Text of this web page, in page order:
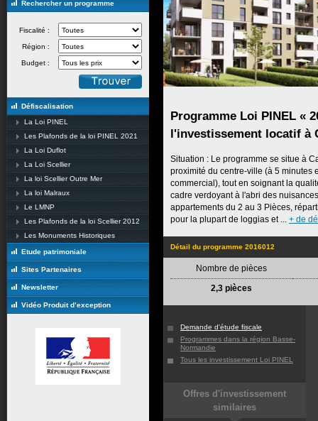
Rechercher un programme
Fiscalité :
Région :
Budget :
Défiscalisation
La Loi PINEL
Les Plafonds de la loi PINEL 2021
La Loi Duflot
La Loi Scellier
La loi Scellier Outre Mer
La loi Malraux
Le LMNP
Les Plafonds de la loi Scellier 2012
Les Monuments Historiques
Etude patrimoniale
Sites Partenaires
Newsletter
Vidéo Produit d’exception
Programme Loi PINEL «
l'investissement locatif à
Situation : Le programme se situe à
proximité du centre-ville (à 5 minutes
commercial), tout en soignant la
cadre verdoyant à l'abri des
appartements du 2 au 3 Pièces,
pour la plupart de loggias et ... + de
Détail du programme 2016012
Nombre de pièces
2,3 pièces
Demande d'étude fiscale
Programmes dans la région Basse-
Normandie
Tous les investissement Loi PINEL
Offres d'investissement
similaires